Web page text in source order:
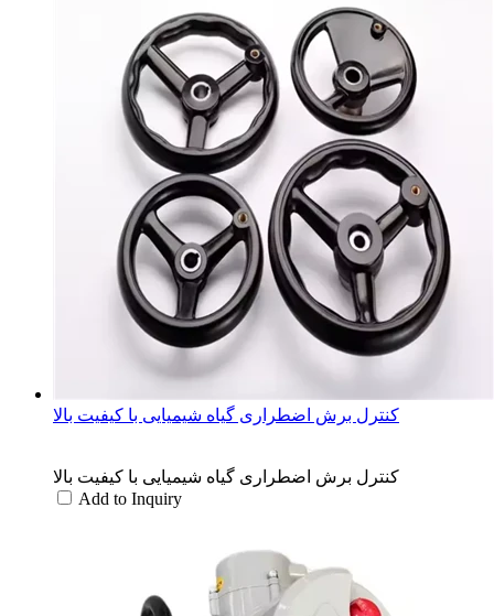
کنترل برش اضطراری گیاه شیمیایی با کیفیت بالا
کنترل برش اضطراری گیاه شیمیایی با کیفیت بالا
Add to Inquiry